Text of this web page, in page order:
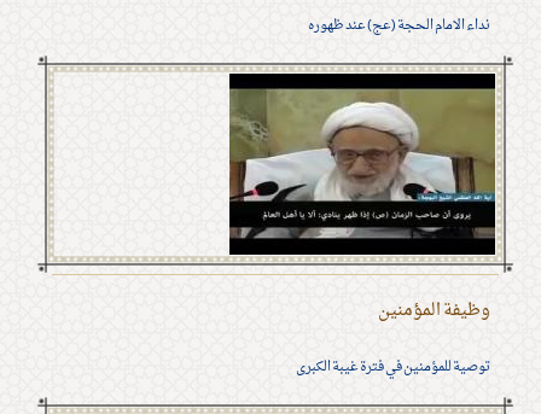
نداء الامام الحجة (عج) عند ظهوره
وظيفة المؤمنين
توصية للمؤمنين في فترة غيبة الكبرى